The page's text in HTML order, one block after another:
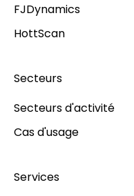
FJDynamics
HottScan
Secteurs
Secteurs d'activité
Cas d'usage
Services